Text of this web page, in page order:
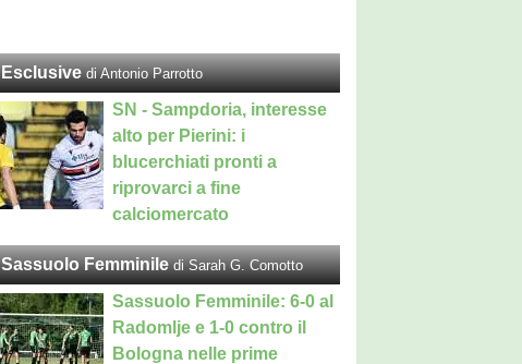
Esclusive di Antonio Parrotto
SN - Sampdoria, interesse
alto per Pierini: i
blucerchiati pronti a
riprovarci a fine
calciomercato
Sassuolo Femminile di Sarah G. Comotto
Sassuolo Femminile: 6-0 al
Radomlje e 1-0 contro il
Bologna nelle prime